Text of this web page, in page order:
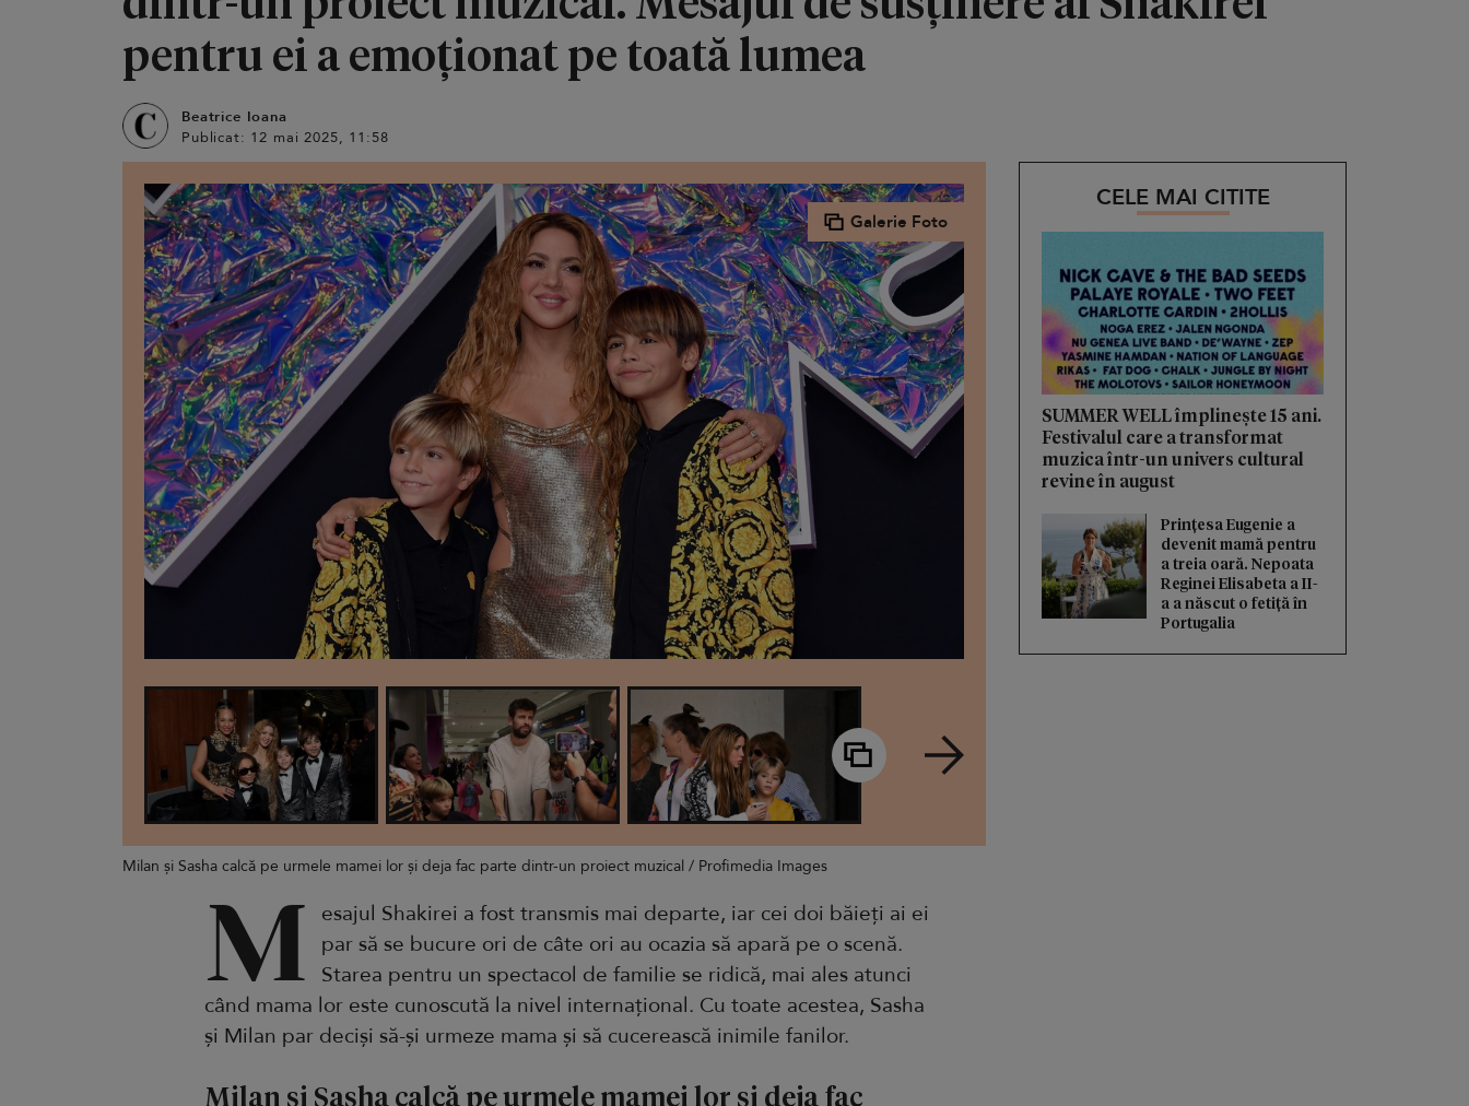
pentru ei a emoționat pe toată lumea
Beatrice Ioana
Publicat: 12 mai 2025, 11:58
Galerie Foto
Milan și Sasha calcă pe urmele mamei lor și deja fac parte dintr-un proiect muzical / Profimedia Images
CELE MAI CITITE
SUMMER WELL împlinește 15 ani.
Festivalul care a transformat
muzica într-un univers cultural
revine în august
Prințesa Eugenie a
devenit mamă pentru
a treia oară. Nepoata
Reginei Elisabeta a II-
a a născut o fetiță în
Portugalia
M
esajul Shakirei a fost transmis mai departe, iar cei doi băieți ai ei
par să se bucure ori de câte ori au ocazia să apară pe o scenă.
Starea pentru un spectacol de familie se ridică, mai ales atunci
când mama lor este cunoscută la nivel internațional. Cu toate acestea, Sasha
și Milan par deciși să-și urmeze mama și să cucerească inimile fanilor.
Milan și Sasha calcă pe urmele mamei lor și deja fac